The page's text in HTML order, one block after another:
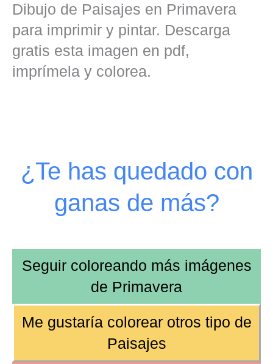
Dibujo de Paisajes en Primavera
para imprimir y pintar. Descarga
gratis esta imagen en pdf,
imprímela y colorea.
¿Te has quedado con
ganas de más?
Seguir coloreando más imágenes
de Primavera
Me gustaría colorear otros tipo de
Paisajes